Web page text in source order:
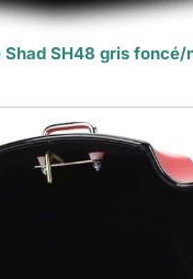
Shad SH48 gris